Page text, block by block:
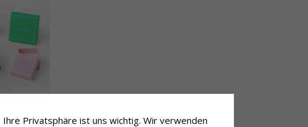
Lieferzeit
Ihre Privatsphäre ist uns wichtig. Wir verwenden